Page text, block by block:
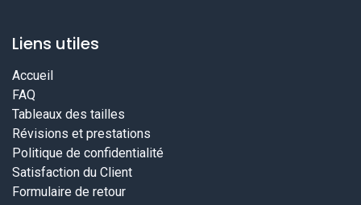
Liens utiles
Accueil
FAQ
Tableaux des tailles
Révisions et prestations
Politique de confidentialité
Satisfaction du Client
Formulaire de retour